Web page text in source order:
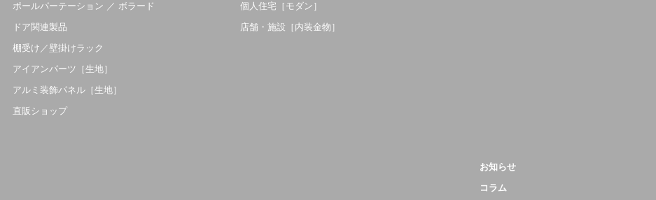
ポールパーテーション ／ ボラード
ドア関連製品
棚受け／壁掛けラック
アイアンパーツ［生地］
アルミ装飾パネル［生地］
直販ショップ
個人住宅［モダン］
店舗・施設［内装金物］
お知らせ
コラム